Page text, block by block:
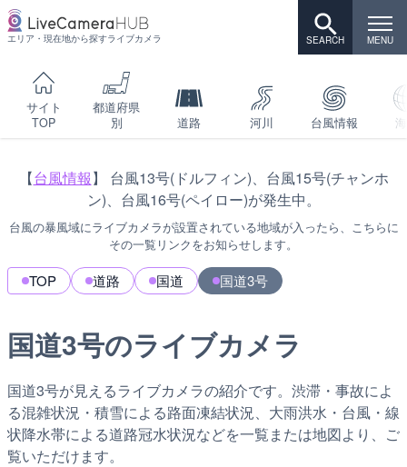
エリア・現在地から探すライブカメラ
サイト
TOP
都道府県
別
道路 河川 台風情報
【台風情報】 台風13号(ドルフィン)、台風15号(チャンホ
ン)、台風16号(ペイロー)が発生中。
台風の暴風域にライブカメラが設置されている地域が入ったら、こちらに
その一覧リンクをお知らせします。
TOP 道路 国道 国道3号
国道3号のライブカメラ
国道3号が見えるライブカメラの紹介です。渋滞・事故によ
る混雑状況・積雪による路面凍結状況、大雨洪水・台風・線
状降水帯による道路冠水状況などを一覧または地図より、ご
覧いただけます。